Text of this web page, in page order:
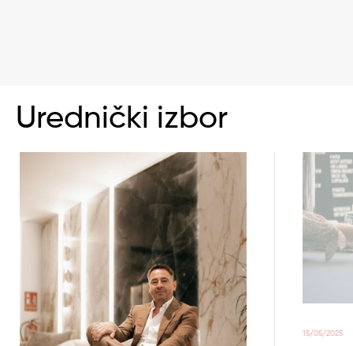
Urednički izbor
15/05/2025